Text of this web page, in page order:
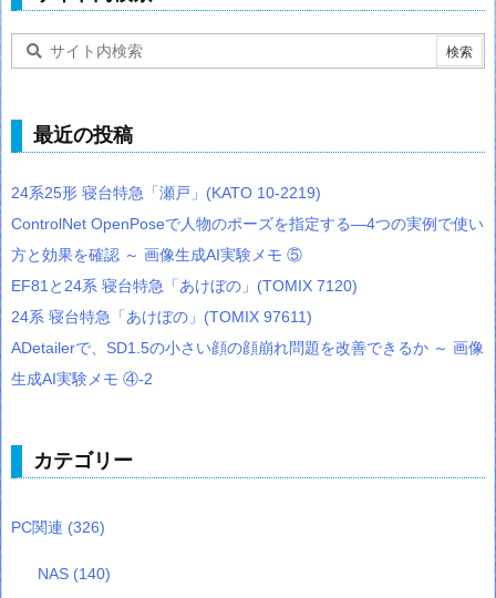
最近の投稿
24系25形 寝台特急「瀬戸」(KATO 10-2219)
ControlNet OpenPoseで人物のポーズを指定する―4つの実例で使い
方と効果を確認 ～ 画像生成AI実験メモ ⑤
EF81と24系 寝台特急「あけぼの」(TOMIX 7120)
24系 寝台特急「あけぼの」(TOMIX 97611)
ADetailerで、SD1.5の小さい顔の顔崩れ問題を改善できるか ～ 画像
生成AI実験メモ ④-2
カテゴリー
PC関連 (326)
NAS (140)